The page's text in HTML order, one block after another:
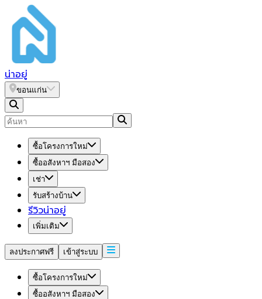
น่าอยู่
ขอนแก่น
ซื้อโครงการใหม่
ซื้ออสังหาฯ มือสอง
เช่า
รับสร้างบ้าน
รีวิวน่าอยู่
เพิ่มเติม
ลงประกาศฟรี เข้าสู่ระบบ
ซื้อโครงการใหม่
ซื้ออสังหาฯ มือสอง